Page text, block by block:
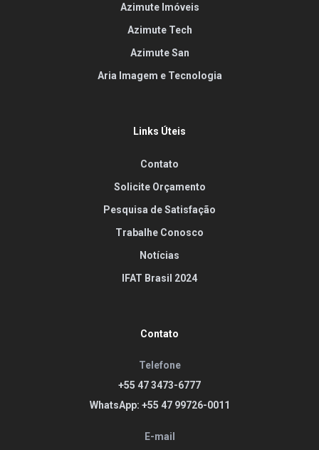
Azimute Imóveis
Azimute Tech
Azimute San
Aria Imagem e Tecnologia
Links Úteis
Contato
Solicite Orçamento
Pesquisa de Satisfação
Trabalhe Conosco
Notícias
IFAT Brasil 2024
Contato
Telefone
+55 47 3473-6777
WhatsApp: +55 47 99726-0011
E-mail